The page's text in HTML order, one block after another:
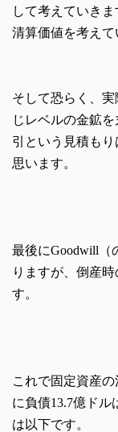
して考えていき
清算価値を考えて
そして恐らく、
じレベルの金鉱
引という見積も
思います。
最後にGoodwill（
りますが、倒産
す。
これで固定資産
に負債13.7億ド
は以下です。